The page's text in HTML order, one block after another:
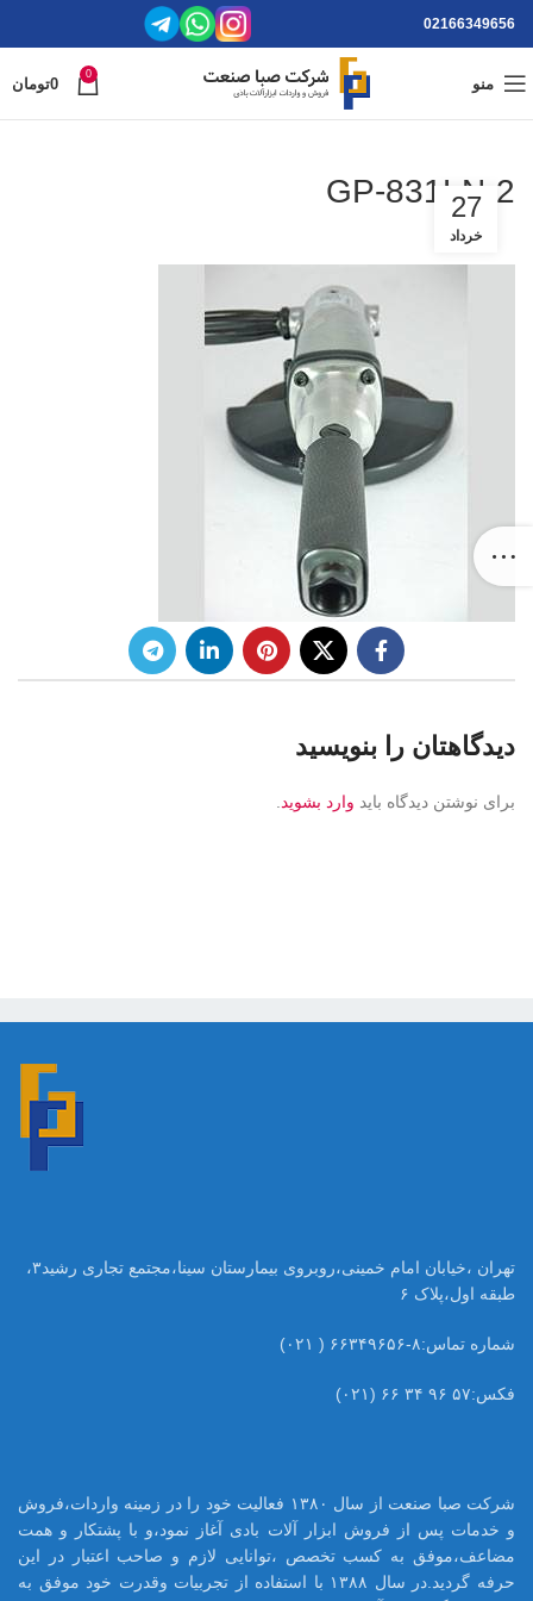
02166349656
منو
0
0تومان
GP-831LN-2
27
خرداد
دیدگاهتان را بنویسید
برای نوشتن دیدگاه باید وارد بشوید
تهران ،خیابان امام خمینی،روبروی بیمارستان سینا،مجتمع تجاری رشید۳،
طبقه اول،پلاک ۶
شماره تماس:۸-۶۶۳۴۹۶۵۶ ( ۰۲۱)
فکس:۵۷ ۹۶ ۳۴ ۶۶ (۰۲۱)
شرکت صبا صنعت از سال ۱۳۸۰ فعالیت خود را در زمینه واردات،فروش
و خدمات پس از فروش ابزار آلات بادی آغاز نمود،و با پشتکار و همت
مضاعف،موفق به کسب تخصص ،توانایی لازم و صاحب اعتبار در این
حرفه گردید.در سال ۱۳۸۸ با استفاده از تجربیات وقدرت خود موفق به